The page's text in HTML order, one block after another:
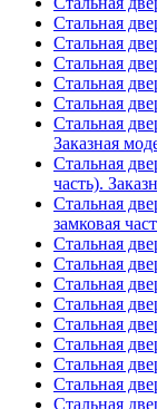
Стальная
Стальная
Стальная
Стальная
Стальная
Стальная
Заказная
Стальная
часть).
Стальная
замковая
Стальная
Стальная
Стальная
Стальная
Стальная
Стальная
Стальная
Стальная
Стальная